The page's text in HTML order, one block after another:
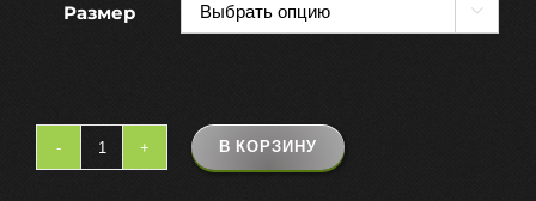
Размер 
Количество
В КОРЗИНУ